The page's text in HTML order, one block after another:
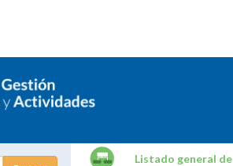
Listado general de